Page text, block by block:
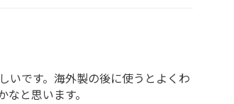
いです。海外製の後に使うとよくわ
と思います。